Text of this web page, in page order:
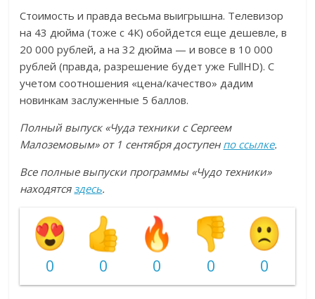
Стоимость и правда весьма выигрышна. Телевизор
на 43 дюйма (тоже с 4К) обойдется еще дешевле, в
20 000 рублей, а на 32 дюйма — и вовсе в 10 000
рублей (правда, разрешение будет уже FullHD). С
учетом соотношения «цена/качество» дадим
новинкам заслуженные 5 баллов.
Полный выпуск «Чуда техники с Сергеем
Малоземовым» от 1 сентября доступен по ссылке.
Все полные выпуски программы «Чудо техники»
находятсяздесь.
0 0 0 0 0